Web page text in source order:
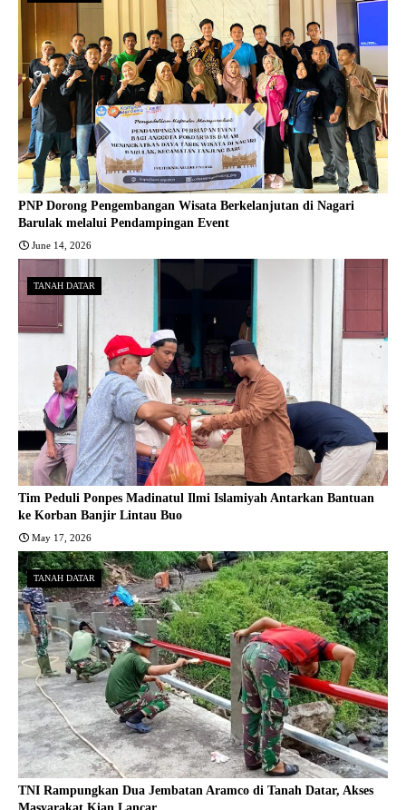
PNP Dorong Pengembangan Wisata Berkelanjutan di Nagari
Barulak melalui Pendampingan Event
June 14, 2026
TANAH DATAR
Tim Peduli Ponpes Madinatul Ilmi Islamiyah Antarkan Bantuan
ke Korban Banjir Lintau Buo
May 17, 2026
TANAH DATAR
TNI Rampungkan Dua Jembatan Aramco di Tanah Datar, Akses